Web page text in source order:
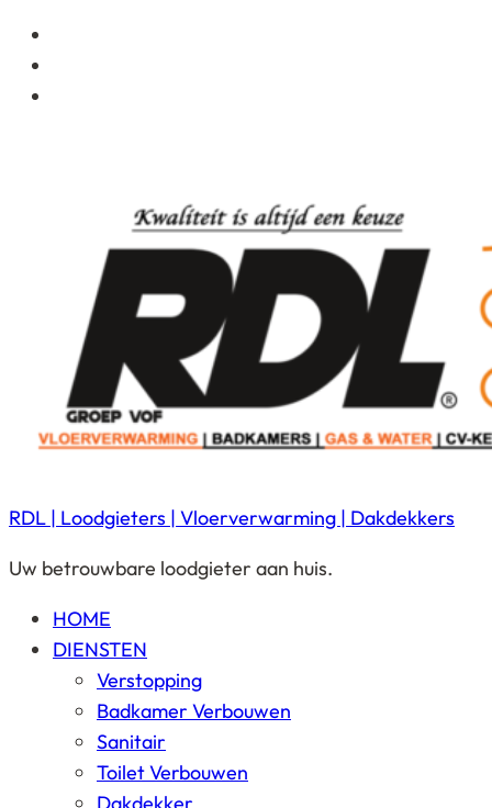
RDL | Loodgieters | Vloerverwarming | Dakdekkers
Uw betrouwbare loodgieter aan huis.
HOME
DIENSTEN
Verstopping
Badkamer Verbouwen
Sanitair
Toilet Verbouwen